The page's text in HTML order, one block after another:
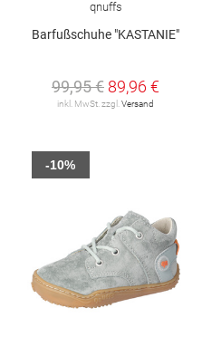
qnuffs
Barfußschuhe "KASTANIE"
99,95 € 89,96 €
inkl. MwSt. zzgl. Versand
-10%